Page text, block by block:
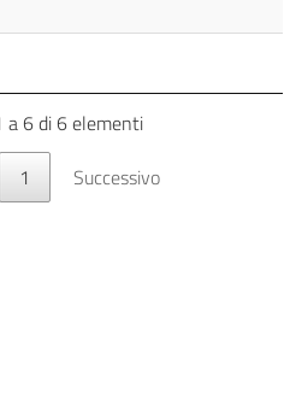
a 6 di 6 elementi
1 Successivo